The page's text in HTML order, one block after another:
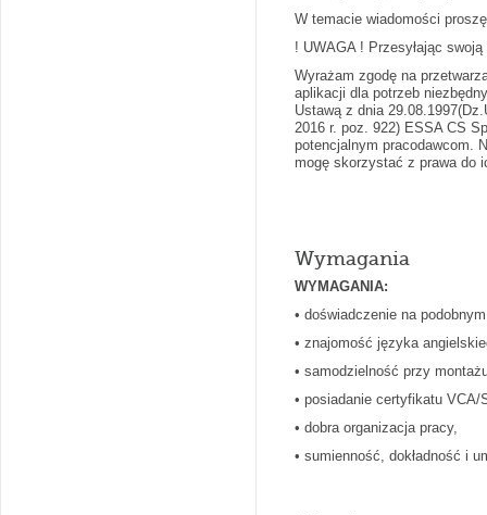
W temacie wiadomości
! UWAGA ! Przesyłając
Wyrażam zgodę na
aplikacji dla potrzeb
Ustawą z dnia
2016 r. poz. 922) ESSA CS
potencjalnym pracodawcom.
mogę skorzystać z prawa do
Wymagania
WYMAGANIA:
• doświadczenie na
• znajomość języka
• samodzielność przy
• posiadanie certyfikatu VCA/
• dobra organizacja pracy,
• sumienność, dokładność i